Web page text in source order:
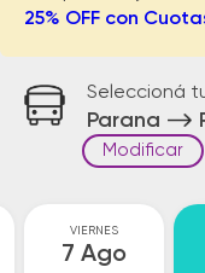
25% OFF con
Seleccioná
Parana
Modificar
VIERNES
7 Ago